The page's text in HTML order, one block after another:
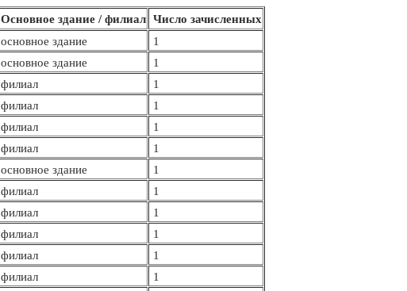
Основное здание / филиал Число зачисленных
основное здание
1
основное здание
1
филиал
1
филиал
1
филиал
1
филиал
1
основное здание
1
филиал
1
филиал
1
филиал
1
филиал
1
филиал
1